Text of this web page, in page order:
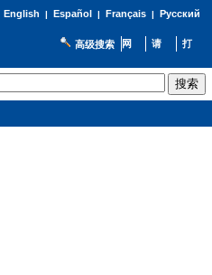
English | Español | Français| Русский
高级搜索